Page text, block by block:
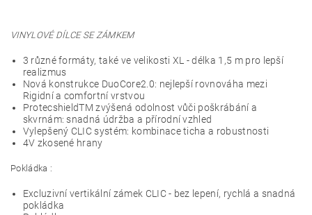
VINYLOVÉ DÍLCE SE ZÁMKEM
3 různé formáty, také ve velikosti XL - délka 1,5 m pro lepší
realizmus
Nová konstrukce DuoCore2.0: nejlepší rovnováha mezi
Rigidní a comfortní vrstvou
ProtecshieldTM zvýšená odolnost vůči poškrábání a
skvrnám: snadná údržba a přírodní vzhled
Vylepšený CLIC systém: kombinace ticha a robustnosti
4V zkosené hrany
Pokládka :
Excluzivní vertikální zámek CLIC - bez lepení, rychlá a snadná
pokládka